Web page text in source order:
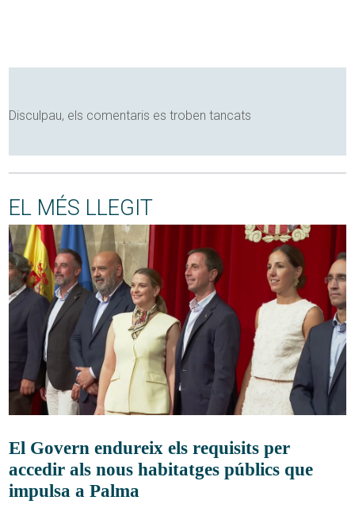
Disculpau, els comentaris es troben tancats
EL MÉS LLEGIT
El Govern endureix els requisits per
accedir als nous habitatges públics que
impulsa a Palma